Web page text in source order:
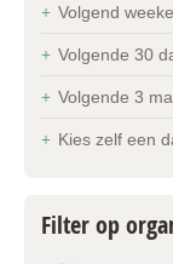
Volgend
Volgende 30
Volgende 3
Kies zelf een
Filter op